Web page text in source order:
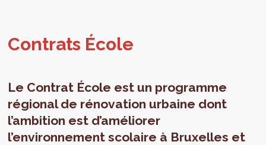
Contrats École
Le Contrat École est un programme
régional de rénovation urbaine dont
l’ambition est d’améliorer
l’environnement scolaire à Bruxelles et